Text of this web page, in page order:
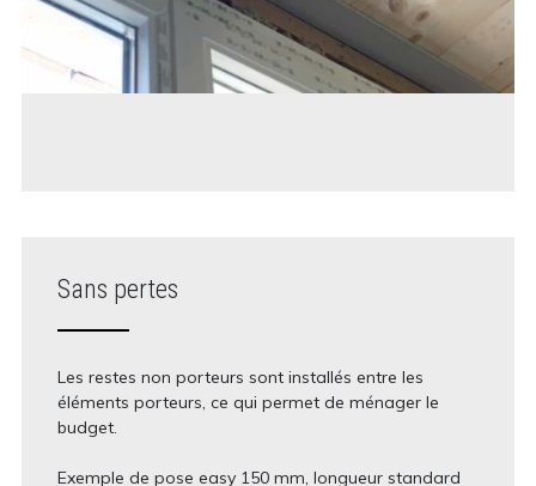
Sans pertes
Les restes non porteurs sont installés entre les
éléments porteurs, ce qui permet de ménager le
budget.
Exemple de pose easy 150 mm, longueur standard